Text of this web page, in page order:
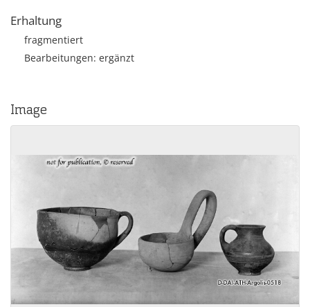
Erhaltung
fragmentiert
Bearbeitungen: ergänzt
Image